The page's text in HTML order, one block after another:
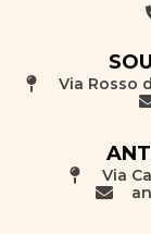
Via Rosso
Via